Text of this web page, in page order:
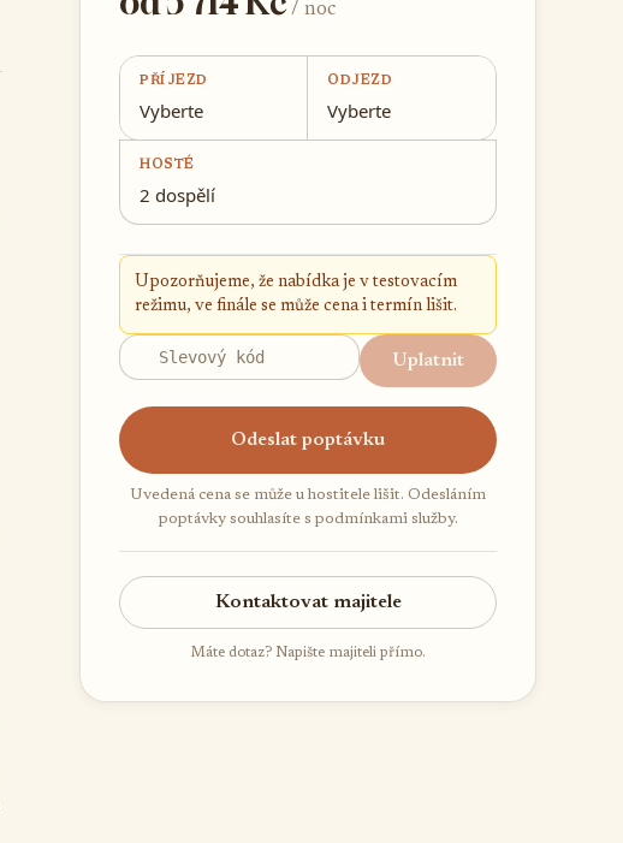
/ noc
PŘÍJEZD
Vyberte
ODJEZD
Vyberte
HOSTÉ
2 dospělí
Upozorňujeme, že nabídka je v testovacím
režimu, ve finále se může cena i termín lišit.
Uplatnit
Odeslat poptávku
Uvedená cena se může u hostitele lišit. Odesláním
poptávky souhlasíte s podmínkami služby.
Kontaktovat majitele
Máte dotaz? Napište majiteli přímo.